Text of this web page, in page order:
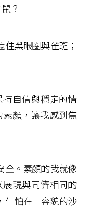
鼠？
黑眼圈與雀斑；
自信與穩定的情
顏，讓我感到焦
全。素顏的我就像
現與同儕相同的
生怕在「容貌的沙